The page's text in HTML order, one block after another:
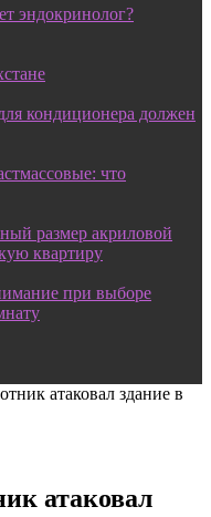
эндокринолог?
кондиционера должен
что
размер акриловой
квартиру
при выборе
атаковал здание в
атаковал